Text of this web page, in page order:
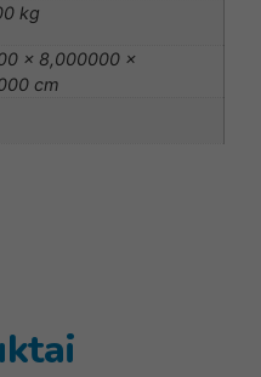
kg
× 8,000000 ×
cm